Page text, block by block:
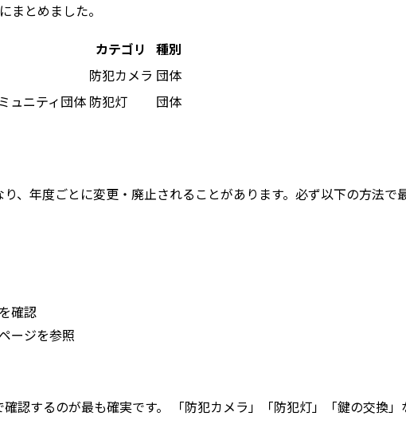
まとめました。
カテゴリ
種別
防犯カメラ 団体
ュニティ団体 防犯灯 団体
、年度ごとに変更・廃止されることがあります。 必ず以下の方法で
確認
ージを参照
確認するのが最も確実です。 「防犯カメラ」「防犯灯」「鍵の交換